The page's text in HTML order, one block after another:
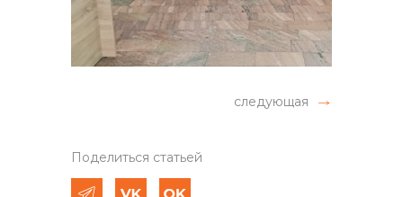
следующая
Поделиться статьей